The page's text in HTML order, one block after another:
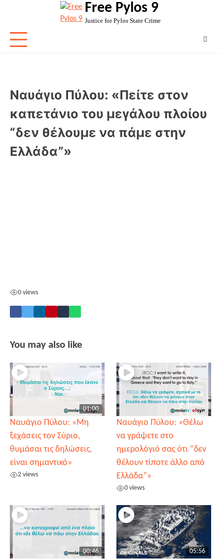
Free Pylos 9
Justice for Pylos State Crime
Ναυάγιο Πύλου: «Πείτε στον
καπετάνιο του μεγάλου πλοίου
“δεν θέλουμε να πάμε στην
Ελλάδα”»
0 views
You may also like
01:00
Ναυάγιο Πύλου: «Μη
ξεχάσεις τον Σύριο,
θυμάσαι τις δηλώσεις,
είναι σημαντικό»
2 views
Ναυάγιο Πύλου: «Θέλω
να γράψετε στο
ημερολόγιό σας ότι “δεν
θέλουν τίποτε άλλο από
Ελλάδα”»
0 views
00:46 05:56